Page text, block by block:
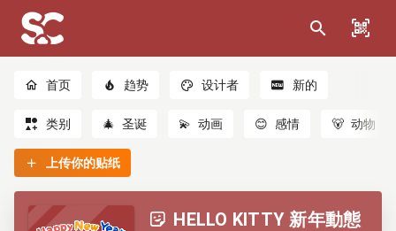
首页 趋势 设计者 新的
类别 🎄 圣诞 💫 动画 😊 感情 🐻 动物
上传你的贴纸
HELLO KITTY 新年動態